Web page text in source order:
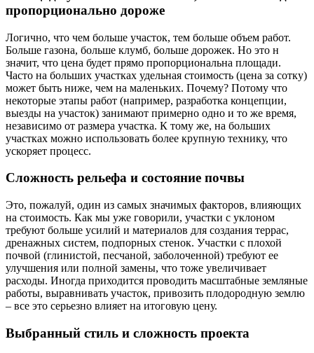
пропорционально дороже
Логично, что чем больше участок, тем больше объем работ.
Больше газона, больше клумб, больше дорожек. Но это н
значит, что цена будет прямо пропорциональна площади.
Часто на больших участках удельная стоимость (цена за сотку)
может быть ниже, чем на маленьких. Почему? Потому что
некоторые этапы работ (например, разработка концепции,
выезды на участок) занимают примерно одно и то же время,
независимо от размера участка. К тому же, на больших
участках можно использовать более крупную технику, что
ускоряет процесс.
Сложность рельефа и состояние почвы
Это, пожалуй, один из самых значимых факторов, влияющих
на стоимость. Как мы уже говорили, участки с уклоном
требуют больше усилий и материалов для создания террас,
дренажных систем, подпорных стенок. Участки с плохой
почвой (глинистой, песчаной, заболоченной) требуют ее
улучшения или полной замены, что тоже увеличивает
расходы. Иногда приходится проводить масштабные земляные
работы, выравнивать участок, привозить плодородную землю
– все это серьезно влияет на итоговую цену.
Выбранный стиль и сложность проекта